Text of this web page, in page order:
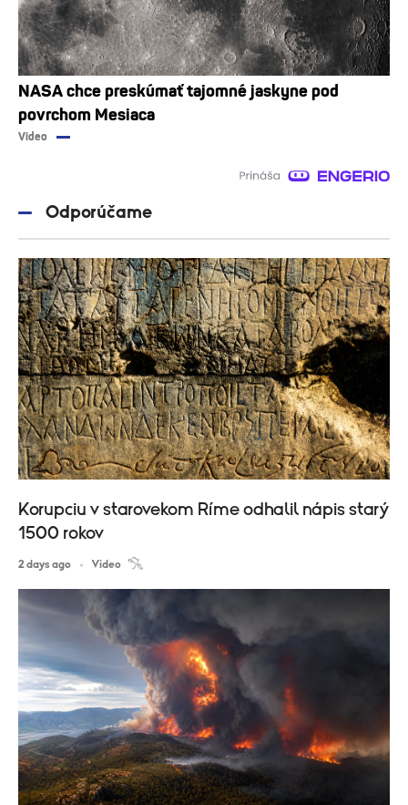
NASA chce preskúmať tajomné jaskyne pod
povrchom Mesiaca
Video
Odporúčame
Korupciu v starovekom Ríme odhalil nápis starý
1500 rokov
2 days ago Video